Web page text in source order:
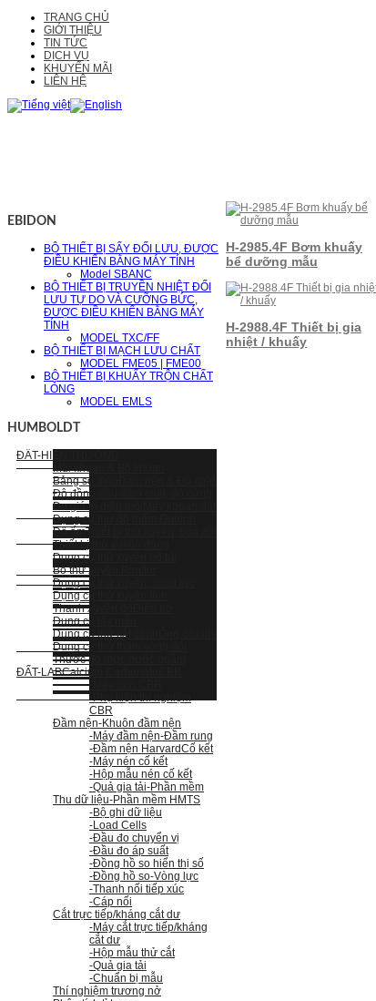
TRANG CHỦ
GIỚI THIỆU
TIN TỨC
DỊCH VỤ
KHUYẾN MÃI
LIÊN HỆ
EBIDON
BỘ THIẾT BỊ SẤY ĐỐI LƯU, ĐƯỢC
ĐIỀU KHIỂN BẰNG MÁY TÍNH
Model SBANC
BỘ THIẾT BỊ TRUYỀN NHIỆT ĐỐI
LƯU TỰ DO VÀ CƯỠNG BỨC,
ĐƯỢC ĐIỀU KHIỂN BẰNG MÁY
TÍNH
MODEL TXC/FF
BỘ THIẾT BỊ MẠCH LƯU CHẤT
MODEL FME05 | FME00
BỘ THIẾT BỊ KHUẤY TRỘN CHẤT
LỎNG
MODEL EMLS
HUMBOLDT
ĐẤT-HIỆN TRƯỜNG
Mũi khoan & Bộ khoan
Bảng so màu
Độ đồng đều đầm chặt, độ cứng
Đo giá trị điện môi
Dụng cụ thử độ thấm Guelph
Độ ẩmThiết bị thử xuyên, búa đôi
Thiết bị thử xuyên động
Dụng cụ thử xuyên bỏ túi
Bộ thử xuyên Proctor
Dụng cụ thử xuyên, vòng lực
Dụng cụ thử xuyên tĩnh
Thanh xuyên dò
Dụng cụ lấy mẫu
Dụng cụ thử cắt cánh
Dụng cụ thử thấm vòng đôi
Thước đo mực nước ngầm
ĐẤT-LABCalcium Carbonate
-Phụ kiện thí nghiệm
CBR
Đầm nện-Khuôn đầm nện
-Máy đầm nện-Đầm rung
-Đầm nện HarvardCố kết
-Máy nén cố kết
-Hộp mẫu nén cố kết
-Quả gia tải-Phần mềm
Thu dữ liệu-Phần mềm HMTS
-Bộ ghi dữ liệu
-Load Cells
-Đầu đo chuyển vị
-Đầu đo áp suất
-Đồng hồ so hiển thị số
-Đồng hồ so-Vòng lực
-Thanh nối tiếp xúc
-Cáp nối
Cắt trực tiếp/kháng cắt dư
-Máy cắt trực tiếp/kháng
cắt dư
-Hộp mẫu thử cắt
-Quả gia tải
-Chuẩn bị mẫu
Thí nghiệm trương nở
H-2985.4F Bơm khuấy
bể dưỡng mẫu
H-2988.4F Thiết bị gia
nhiệt / khuấy